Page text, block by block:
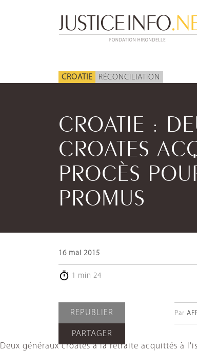
CROATIE RÉCONCILIATION
CROATIE :
CROATES
PROCÈS
PROMUS
16 mai 2015
1 min 24
REPUBLIER
PARTAGER
Par
Deux généraux croates à la retraite acquittés à